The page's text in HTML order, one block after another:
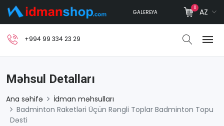
GALEREYA
0 AZ
+994 99 334 23 29
Məhsul Detalları
Ana səhifə
İdman məhsulları
Badminton Raketləri Üçün Rəngli Toplar Badminton Topu
Dəsti